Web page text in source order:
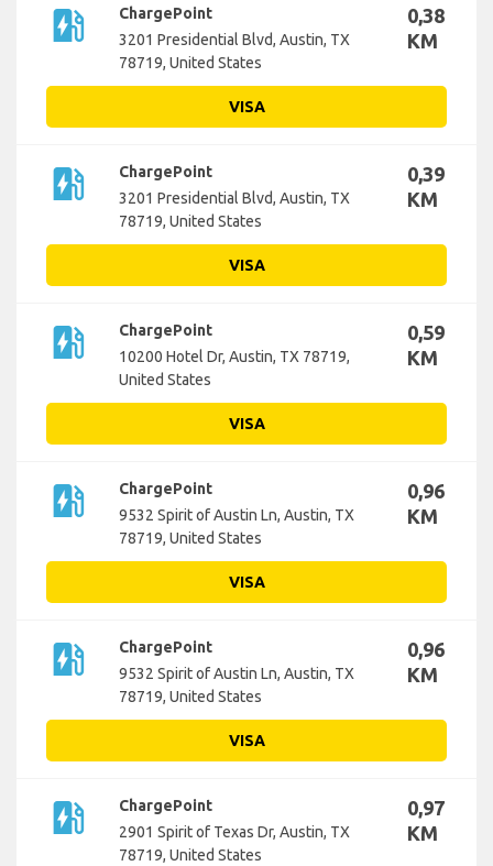
ev_station
ChargePoint
3201 Presidential Blvd, Austin, TX
78719, United States
0,38
KM
VISA
ev_station
ChargePoint
3201 Presidential Blvd, Austin, TX
78719, United States
0,39
KM
VISA
ev_station
ChargePoint
10200 Hotel Dr, Austin, TX 78719,
United States
0,59
KM
VISA
ev_station
ChargePoint
9532 Spirit of Austin Ln, Austin, TX
78719, United States
0,96
KM
VISA
ev_station
ChargePoint
9532 Spirit of Austin Ln, Austin, TX
78719, United States
0,96
KM
VISA
ev_station
ChargePoint
2901 Spirit of Texas Dr, Austin, TX
78719, United States
0,97
KM